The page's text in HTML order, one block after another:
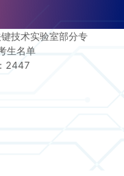
技术实验室部分专
生名单
2447